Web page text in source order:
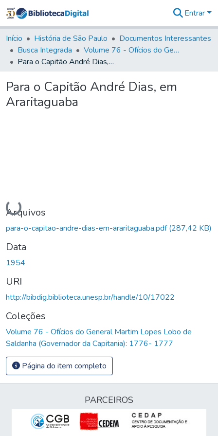
&
Coleções
Tudo na
Biblioteca
Estatísticas
Entrar
Início História de São Paulo
Documentos Interessantes
Busca Integrada
Volume 76 - Ofícios do General Martim Lopes Lobo de Saldanha (Governador da Capitania): 1776- 1777
Para o Capitão André Dias, em Araritaguaba
Para o Capitão André Dias, em
Araritaguaba
Carregando...
Arquivos
para-o-capitao-andre-dias-em-araritaguaba.pdf(287,42 KB)
Data
1954
URI
http://bibdig.biblioteca.unesp.br/handle/10/17022
Coleções
Volume 76 - Ofícios do General Martim Lopes Lobo de
Saldanha (Governador da Capitania): 1776- 1777
Página do item completo
PARCEIROS